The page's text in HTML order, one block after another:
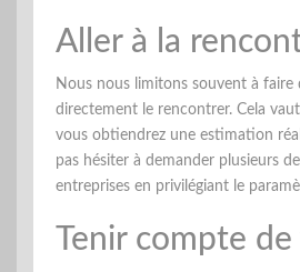
Aller à la
Nous nous limitons souvent à faire
directement le rencontrer. Cela
vous obtiendrez une estimation
pas hésiter à demander plusieurs
entreprises en privilégiant le
Tenir compte